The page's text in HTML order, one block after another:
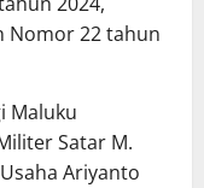
Nomor 22 tahun
Maluku
Satar M.
Ariyanto